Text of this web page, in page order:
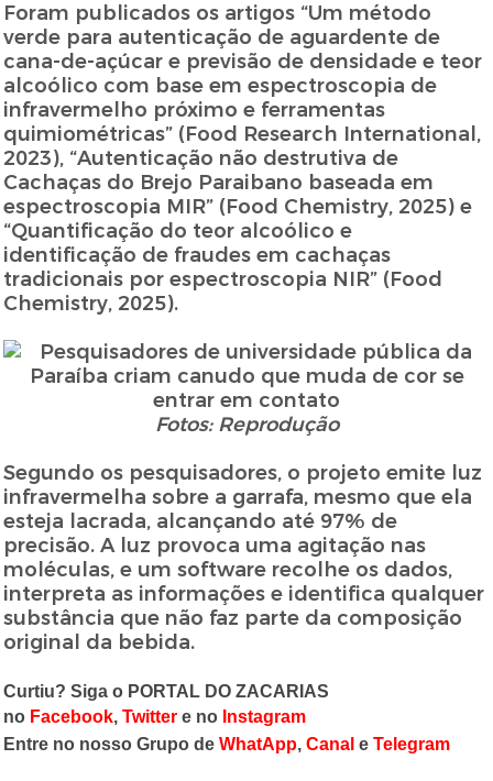
Foram publicados os artigos “Um método
verde para autenticação de aguardente de
cana-de-açúcar e previsão de densidade e teor
alcoólico com base em espectroscopia de
infravermelho próximo e ferramentas
quimiométricas” (Food Research International,
2023), “Autenticação não destrutiva de
Cachaças do Brejo Paraibano baseada em
espectroscopia MIR” (Food Chemistry, 2025) e
“Quantificação do teor alcoólico e
identificação de fraudes em cachaças
tradicionais por espectroscopia NIR” (Food
Chemistry, 2025).
Fotos: Reprodução
Segundo os pesquisadores, o projeto emite luz
infravermelha sobre a garrafa, mesmo que ela
esteja lacrada, alcançando até 97% de
precisão. A luz provoca uma agitação nas
moléculas, e um software recolhe os dados,
interpreta as informações e identifica qualquer
substância que não faz parte da composição
original da bebida.
Curtiu? Siga o PORTAL DO ZACARIAS
no Facebook,Twitter e no Instagram
Entre no nosso Grupo deWhatApp,Canal eTelegram